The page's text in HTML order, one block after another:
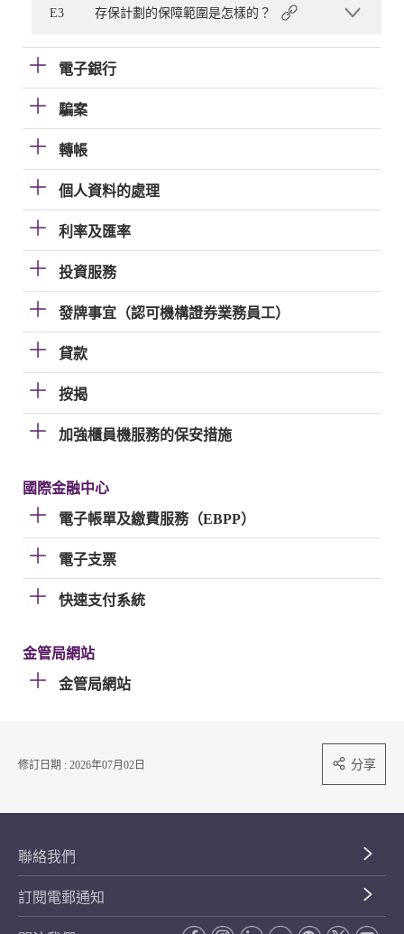
E3 存保計劃的保障範圍是怎樣的？
電子銀行
騙案
轉帳
個人資料的處理
利率及匯率
投資服務
發牌事宜（認可機構證券業務員工）
貸款
按揭
加強櫃員機服務的保安措施
國際金融中心
電子帳單及繳費服務（EBPP）
電子支票
快速支付系統
金管局網站
金管局網站
修訂日期 : 2026年07月02日 分享
聯絡我們
訂閱電郵通知